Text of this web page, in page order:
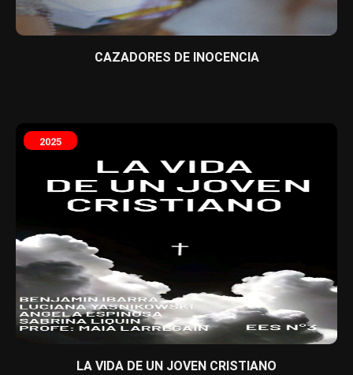
CAZADORES DE INOCENCIA
2025
LA VIDA DE UN JOVEN CRISTIANO